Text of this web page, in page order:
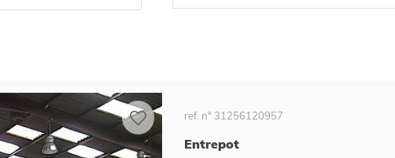
ref. n° 31256120957
Entrepot